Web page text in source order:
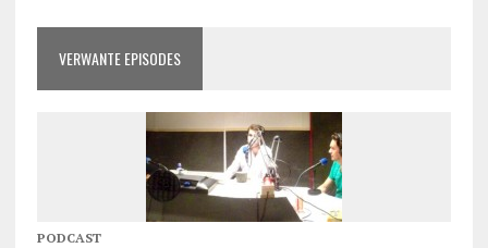
VERWANTE EPISODES
PODCAST